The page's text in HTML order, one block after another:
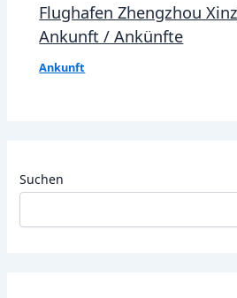
Flughafen Zhengzhou
Ankunft / Ankünfte
Ankunft
Suchen